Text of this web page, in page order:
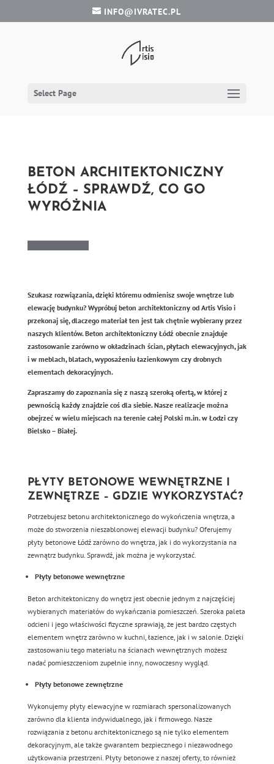
INFO@IVRATEC.PL
Select Page
BETON ARCHITEKTONICZNY
ŁÓDŹ – SPRAWDŹ, CO GO
WYRÓŻNIA
Szukasz rozwiązania, dzięki któremu odmienisz swoje wnętrze lub
elewację budynku? Wypróbuj beton architektoniczny od Artis Visio i
przekonaj się, dlaczego materiał ten jest tak chętnie wybierany przez
naszych klientów. Beton architektoniczny Łódź obecnie znajduje
zastosowanie zarówno w okładzinach ścian, płytach elewacyjnych, jak
i w meblach, blatach, wyposażeniu łazienkowym czy drobnych
elementach dekoracyjnych.
Zapraszamy do zapoznania się z naszą szeroką ofertą, w której z
pewnością każdy znajdzie coś dla siebie. Nasze realizacje można
obejrzeć w wielu miejscach na terenie całej Polski m.in. w Łodzi czy
Bielsko – Białej.
PŁYTY BETONOWE WEWNĘTRZNE I
ZEWNĘTRZE – GDZIE WYKORZYSTAĆ?
Potrzebujesz betonu architektonicznego do wykończenia wnętrza, a
może do stworzenia nieszablonowej elewacji budynku? Oferujemy
płyty betonowe Łódź zarówno do wnętrza, jak i do wykorzystania na
zewnątrz budynku. Sprawdź, jak można je wykorzystać.
Płyty betonowe wewnętrzne
Beton architektoniczny do wnętrz jest obecnie jednym z najczęściej
wybieranych materiałów do wykańczania pomieszczeń. Szeroka paleta
odcieni i jego właściwości fizyczne sprawiają, że jest bardzo częstych
elementem wnętrz zarówno w kuchni, łazience, jak i w salonie. Dzięki
zastosowaniu tego materiału na ścianach wewnętrznych możesz
nadać pomieszczeniom zupełnie inny, nowoczesny wygląd.
Płyty betonowe zewnętrzne
Wykonujemy płyty elewacyjne w rozmiarach spersonalizowanych
zarówno dla klienta indywidualnego, jak i firmowego. Nasze
rozwiązania z betonu architektonicznego są nie tylko elementem
dekoracyjnym, ale także gwarantem bezpiecznego i niezawodnego
użytkowania przestrzeni. Płyty betonowe z naszej oferty, to również